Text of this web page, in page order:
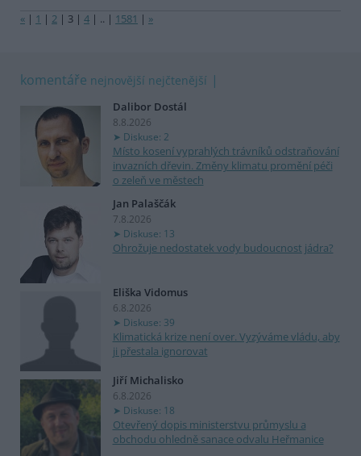
« | 1 | 2 | 3 | 4 | .. | 1581 | »
komentáře nejnovější nejčtenější
Dalibor Dostál
8.8.2026
Diskuse: 2
Místo kosení vyprahlých trávníků odstraňování
invazních dřevin. Změny klimatu promění péči
o zeleň ve městech
Jan Palaščák
7.8.2026
Diskuse: 13
Ohrožuje nedostatek vody budoucnost jádra?
Eliška Vidomus
6.8.2026
Diskuse: 39
Klimatická krize není over. Vyzýváme vládu, aby
ji přestala ignorovat
Jiří Michalisko
6.8.2026
Diskuse: 18
Otevřený dopis ministerstvu průmyslu a
obchodu ohledně sanace odvalu Heřmanice